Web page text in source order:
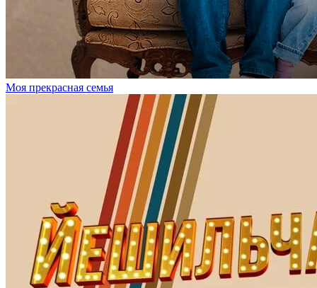
Моя прекрасная семья